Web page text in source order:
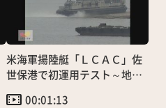
米海軍揚陸艇「ＬＣＡＣ」佐
世保港で初運用テスト～地下
00:01:13